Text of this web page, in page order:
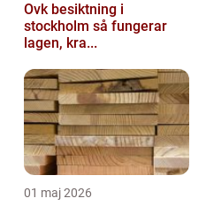
Ovk besiktning i
stockholm så fungerar
lagen, kra...
01 maj 2026